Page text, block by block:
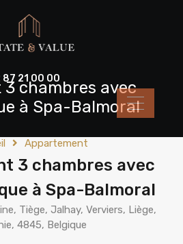
87 21 00 00
chambres avec
à Spa-Balmoral
Appartement
3 chambres avec
à Spa-Balmoral
Tiège, Jalhay, Verviers, Liège,
4845, Belgique